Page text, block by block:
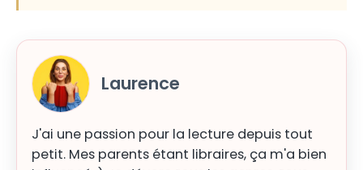
Laurence
J'ai une passion pour la lecture depuis tout
petit. Mes parents étant libraires, ça m'a bien